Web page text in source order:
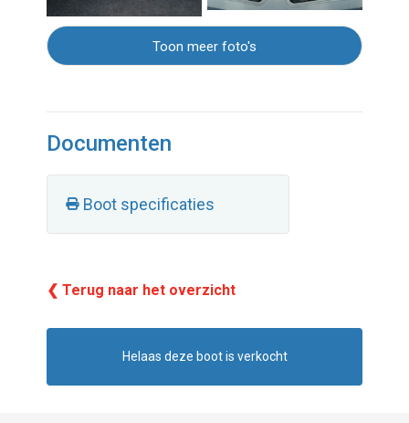
Toon meer foto's
Documenten
Boot specificaties
❮ Terug naar het overzicht
Helaas deze boot is verkocht